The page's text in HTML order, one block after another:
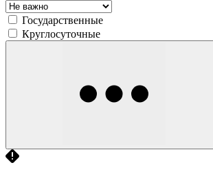
Государственные
Круглосуточные